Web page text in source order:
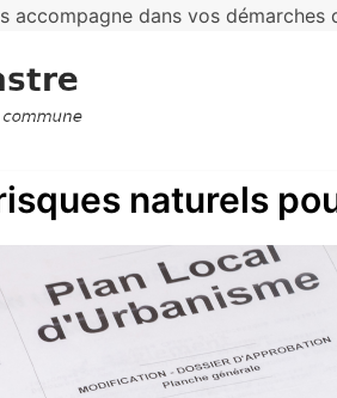
accompagne dans vos
naturels